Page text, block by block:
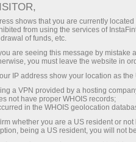
Promo
En esta sección se
proyectos
internacional
el interés de los
información
InstaForex, conocer
shows that you are currently
from using the services of
of funds, etc.
are seeing this message by
you must leave the website in
IP address show your location as the
a VPN provided by a hosting
not have proper WHOIS records;
in the WHOIS geolocation
whether you are a US resident or
being a US resident, you will not